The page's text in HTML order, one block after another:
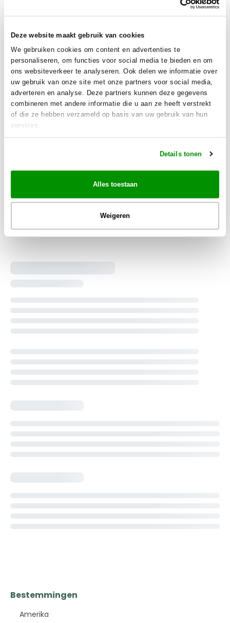
Deze website maakt gebruik van cookies
We gebruiken cookies om content en advertenties te
personaliseren, om functies voor social media te bieden en om
ons websiteverkeer te analyseren. Ook delen we informatie over
uw gebruik van onze site met onze partners voor social media,
adverteren en analyse. Deze partners kunnen deze gegevens
combineren met andere informatie die u aan ze heeft verstrekt
of die ze hebben verzameld op basis van uw gebruik van hun
services.
Details tonen
Alles toestaan
Weigeren
Bestemmingen
Amerika